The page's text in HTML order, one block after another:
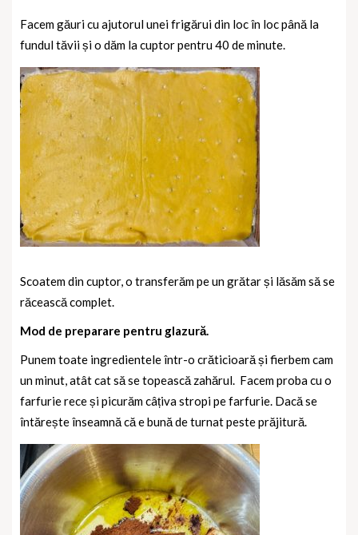
Facem găuri cu ajutorul unei frigărui din loc în loc până la
fundul tăvii și o dăm la cuptor pentru 40 de minute.
Scoatem din cuptor, o transferăm pe un grătar și lăsăm să se
răcească complet.
Mod de preparare pentru glazură.
Punem toate ingredientele într-o crăticioară și fierbem cam
un minut, atât cat să se topească zahărul. Facem proba cu o
farfurie rece și picurăm câțiva stropi pe farfurie. Dacă se
întărește înseamnă că e bună de turnat peste prăjitură.